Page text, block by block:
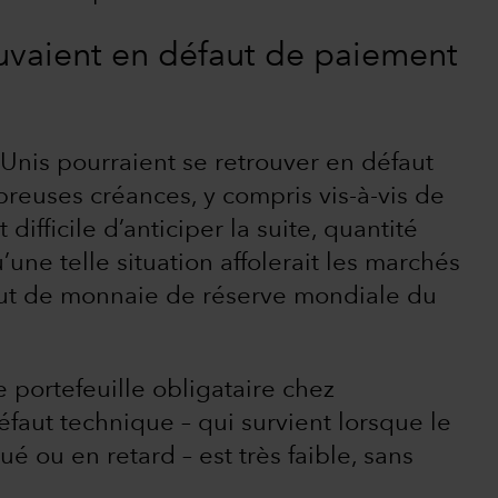
en défaut de paiement
pourraient se retrouver en défaut
créances, y compris vis-à-vis de
difficile d’anticiper la suite, quantité
telle situation affolerait les marchés
de monnaie de réserve mondiale du
portefeuille obligataire chez
technique – qui survient lorsque le
ou en retard – est très faible, sans